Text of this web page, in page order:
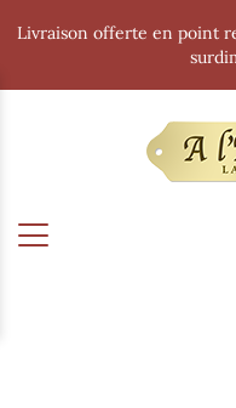
Livraison offerte en point